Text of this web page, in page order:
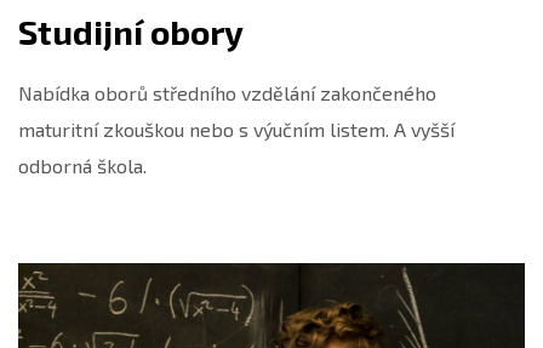
Studijní obory
Nabídka oborů středního vzdělání zakončeného
maturitní zkouškou nebo s výučním listem. A vyšší
odborná škola.